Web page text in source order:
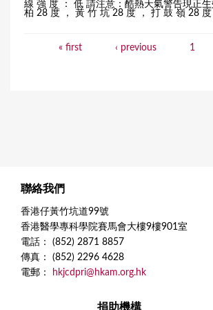
線 強 度 ： 低 請注意：酷熱天氣警告現正
柏 28 度 ， 黃 竹 坑 28 度 ， 打 鼓 嶺 28
« first ‹ previous 1
聯絡我們
香港仔黃竹坑道99號
香港醫學專科學院賽馬會大樓9樓901室
電話： (852) 2871 8857
傳真： (852) 2296 4628
電郵：
hkjcdpri@hkam.org.hk
捐助機構